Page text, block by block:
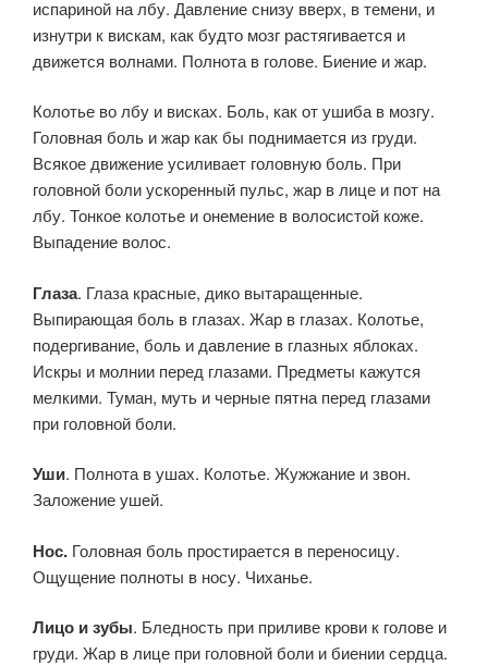
испариной на лбу. Давление снизу вверх, в темени, и
изнутри к вискам, как будто мозг растягивается и
движется волнами. Полнота в голове. Биение и жар.
Колотье во лбу и висках. Боль, как от ушиба в мозгу.
Головная боль и жар как бы поднимается из груди.
Всякое движение усиливает головную боль. При
головной боли ускоренный пульс, жар в лице и пот на
лбу. Тонкое колотье и онемение в волосистой коже.
Выпадение волос.
Глаза. Глаза красные, дико вытаращенные.
Выпирающая боль в глазах. Жар в глазах. Колотье,
подергивание, боль и давление в глазных яблоках.
Искры и молнии перед глазами. Предметы кажутся
мелкими. Туман, муть и черные пятна перед глазами
при головной боли.
Уши. Полнота в ушах. Колотье. Жужжание и звон.
Заложение ушей.
Нос. Головная боль простирается в переносицу.
Ощущение полноты в носу. Чиханье.
Лицо и зубы. Бледность при приливе крови к голове и
груди. Жар в лице при головной боли и биении сердца.